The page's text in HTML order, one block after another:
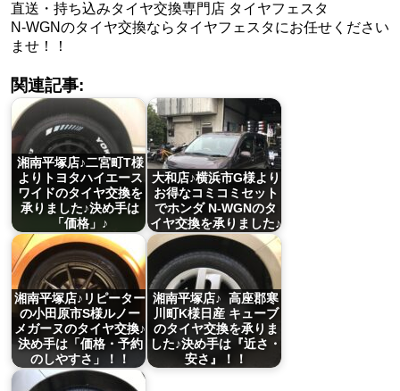
直送・持ち込みタイヤ交換専門店 タイヤフェスタ
N-WGNのタイヤ交換ならタイヤフェスタにお任せください
ませ！！
関連記事:
湘南平塚店♪二宮町T様
よりトヨタハイエース
ワイドのタイヤ交換を
承りました♪決め手は
「価格」♪
大和店♪横浜市G様より
お得なコミコミセット
でホンダ N-WGNのタ
イヤ交換を承りました♪
湘南平塚店♪リピーター
の小田原市S様ルノー
メガーヌのタイヤ交換♪
決め手は「価格・予約
のしやすさ」！！
湘南平塚店♪ 高座郡寒
川町K様日産 キューブ
のタイヤ交換を承りま
した♪決め手は『近さ・
安さ』！！